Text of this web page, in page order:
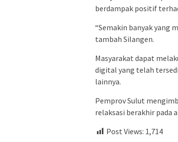
berdampak positif
“Semakin banyak yang
tambah Silangen.
Masyarakat dapat
digital yang telah
lainnya.
Pemprov Sulut
relaksasi berakhir pada
Post Views: 1,714